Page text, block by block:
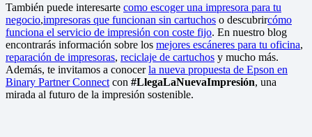
También puede interesarte como escoger una impresora para tu
negocio,impresoras que funcionan sin cartuchos o descubrircómo
funciona el servicio de impresión con coste fijo. En nuestro blog
encontrarás información sobre los mejores escáneres para tu oficina,
reparación de impresoras, reciclaje de cartuchos y mucho más.
Además, te invitamos a conocerla nueva propuesta de Epson en
Binary Partner Connect con #LlegaLaNuevaImpresión, una
mirada al futuro de la impresión sostenible.